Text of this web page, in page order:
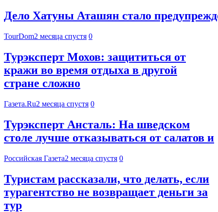
Дело Хатуны Аташян стало
TourDom2 месяца спустя 0
Турэксперт Мохов: защититься от
кражи во время отдыха в другой
стране сложно
Газета.Ru2 месяца спустя 0
Турэксперт Ансталь: На шведском
столе лучше отказываться от салатов и
Российская Газета2 месяца спустя 0
Туристам рассказали, что делать, если
турагентство не возвращает деньги за
тур